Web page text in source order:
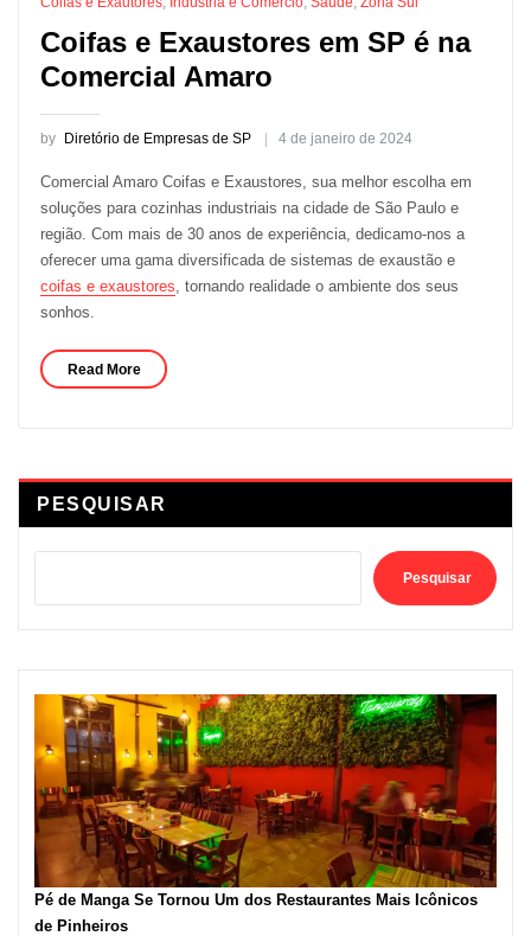
Coifas e Exaustores em SP é na
Comercial Amaro
by Diretório de Empresas de SP 4 de janeiro de 2024
Comercial Amaro Coifas e Exaustores, sua melhor escolha em
soluções para cozinhas industriais na cidade de São Paulo e
região. Com mais de 30 anos de experiência, dedicamo-nos a
oferecer uma gama diversificada de sistemas de exaustão e
coifas e exaustores , tornando realidade o ambiente dos seus
sonhos.
Read More
PESQUISAR
Pesquisar
Pé de Manga Se Tornou Um dos Restaurantes Mais Icônicos
de Pinheiros